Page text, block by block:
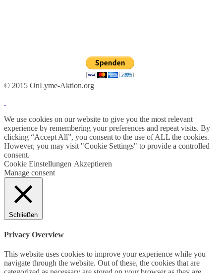
© 2015 OnLyme-Aktion.org
We use cookies on our website to give you the most relevant
experience by remembering your preferences and repeat visits. By
clicking “Accept All”, you consent to the use of ALL the cookies.
However, you may visit "Cookie Settings" to provide a controlled
consent.
Cookie Einstellungen Akzeptieren
Manage consent
Schließen
Privacy Overview
This website uses cookies to improve your experience while you
navigate through the website. Out of these, the cookies that are